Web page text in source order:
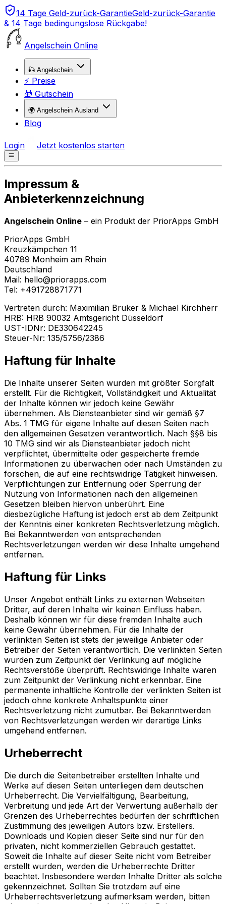
14 Tage Geld-zurück-GarantieGeld-zurück-Garantie
& 14 Tage bedingungslose Rückgabe!
Angelschein Online
🎣 Angelschein
⚡ Preise
🎁 Gutschein
🌍 Angelschein Ausland
Blog
Login Jetzt kostenlos starten
Impressum &
Anbieterkennzeichnung
Angelschein Online – ein Produkt der PriorApps GmbH
PriorApps GmbH
Kreuzkämpchen 11
40789 Monheim am Rhein
Deutschland
Mail: hello@priorapps.com
Tel: +491728871771
Vertreten durch: Maximilian Bruker & Michael Kirchherr
HRB: HRB 90032 Amtsgericht Düsseldorf
UST-IDNr: DE330642245
Steuer-Nr: 135/5756/2386
Haftung für Inhalte
Die Inhalte unserer Seiten wurden mit größter Sorgfalt
erstellt. Für die Richtigkeit, Vollständigkeit und Aktualität
der Inhalte können wir jedoch keine Gewähr
übernehmen. Als Diensteanbieter sind wir gemäß §7
Abs. 1 TMG für eigene Inhalte auf diesen Seiten nach
den allgemeinen Gesetzen verantwortlich. Nach §§8 bis
10 TMG sind wir als Diensteanbieter jedoch nicht
verpflichtet, übermittelte oder gespeicherte fremde
Informationen zu überwachen oder nach Umständen zu
forschen, die auf eine rechtswidrige Tätigkeit hinweisen.
Verpflichtungen zur Entfernung oder Sperrung der
Nutzung von Informationen nach den allgemeinen
Gesetzen bleiben hiervon unberührt. Eine
diesbezügliche Haftung ist jedoch erst ab dem Zeitpunkt
der Kenntnis einer konkreten Rechtsverletzung möglich.
Bei Bekanntwerden von entsprechenden
Rechtsverletzungen werden wir diese Inhalte umgehend
entfernen.
Haftung für Links
Unser Angebot enthält Links zu externen Webseiten
Dritter, auf deren Inhalte wir keinen Einfluss haben.
Deshalb können wir für diese fremden Inhalte auch
keine Gewähr übernehmen. Für die Inhalte der
verlinkten Seiten ist stets der jeweilige Anbieter oder
Betreiber der Seiten verantwortlich. Die verlinkten Seiten
wurden zum Zeitpunkt der Verlinkung auf mögliche
Rechtsverstöße überprüft. Rechtswidrige Inhalte waren
zum Zeitpunkt der Verlinkung nicht erkennbar. Eine
permanente inhaltliche Kontrolle der verlinkten Seiten ist
jedoch ohne konkrete Anhaltspunkte einer
Rechtsverletzung nicht zumutbar. Bei Bekanntwerden
von Rechtsverletzungen werden wir derartige Links
umgehend entfernen.
Urheberrecht
Die durch die Seitenbetreiber erstellten Inhalte und
Werke auf diesen Seiten unterliegen dem deutschen
Urheberrecht. Die Vervielfältigung, Bearbeitung,
Verbreitung und jede Art der Verwertung außerhalb der
Grenzen des Urheberrechtes bedürfen der schriftlichen
Zustimmung des jeweiligen Autors bzw. Erstellers.
Downloads und Kopien dieser Seite sind nur für den
privaten, nicht kommerziellen Gebrauch gestattet.
Soweit die Inhalte auf dieser Seite nicht vom Betreiber
erstellt wurden, werden die Urheberrechte Dritter
beachtet. Insbesondere werden Inhalte Dritter als solche
gekennzeichnet. Sollten Sie trotzdem auf eine
Urheberrechtsverletzung aufmerksam werden, bitten